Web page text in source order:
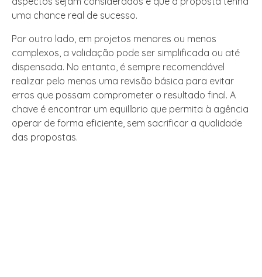
uma chance real de sucesso.
Por outro lado, em projetos menores ou menos
complexos, a validação pode ser simplificada ou até
dispensada. No entanto, é sempre recomendável
realizar pelo menos uma revisão básica para evitar
erros que possam comprometer o resultado final. A
chave é encontrar um equilíbrio que permita à agência
operar de forma eficiente, sem sacrificar a qualidade
das propostas.